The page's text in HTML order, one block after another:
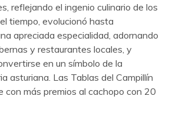
reflejando el ingenio culinario de los
tiempo, evolucionó hasta
apreciada especialidad, adornando
y restaurantes locales, y
en un símbolo de la
asturiana. Las Tablas del Campillín
con más premios al cachopo con 20